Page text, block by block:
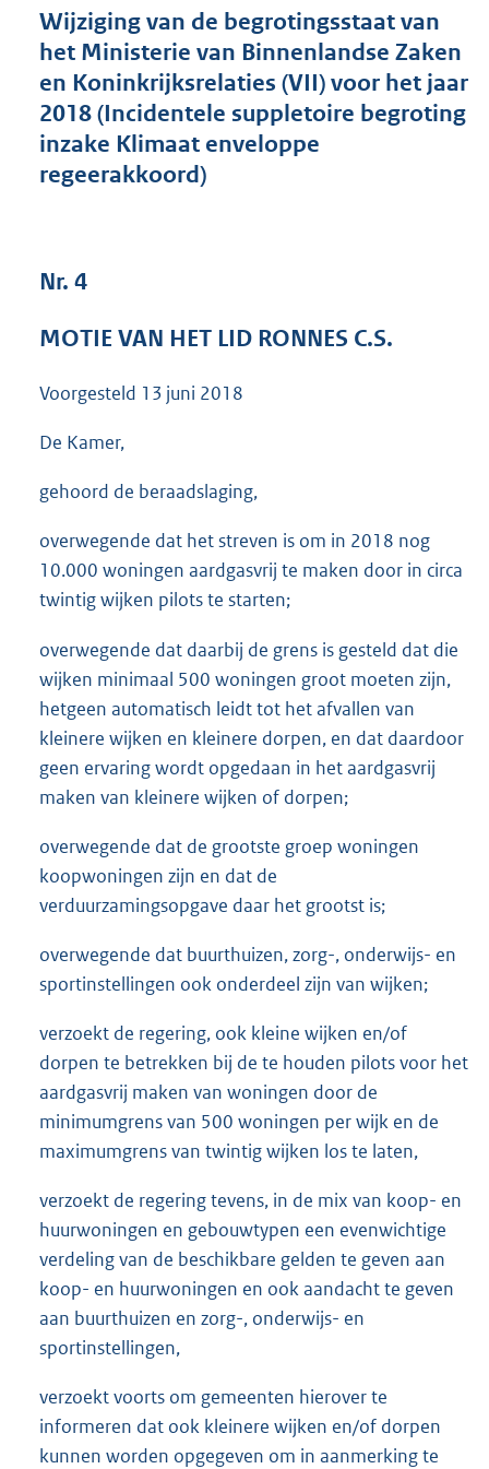
d
s
g
r
o
t
Wijziging van de begrotingsstaat van
het Ministerie van Binnenlandse Zaken
en Koninkrijksrelaties (VII) voor het jaar
2018 (Incidentele suppletoire begroting
inzake Klimaat enveloppe
regeerakkoord)
Nr. 4
MOTIE VAN HET LID RONNES C.S.
Voorgesteld 13 juni 2018
De Kamer,
gehoord de beraadslaging,
overwegende dat het streven is om in 2018 nog
10.000 woningen aardgasvrij te maken door in circa
twintig wijken pilots te starten;
overwegende dat daarbij de grens is gesteld dat die
wijken minimaal 500 woningen groot moeten zijn,
hetgeen automatisch leidt tot het afvallen van
kleinere wijken en kleinere dorpen, en dat daardoor
geen ervaring wordt opgedaan in het aardgasvrij
maken van kleinere wijken of dorpen;
overwegende dat de grootste groep woningen
koopwoningen zijn en dat de
verduurzamingsopgave daar het grootst is;
overwegende dat buurthuizen, zorg-, onderwijs- en
sportinstellingen ook onderdeel zijn van wijken;
verzoekt de regering, ook kleine wijken en/of
dorpen te betrekken bij de te houden pilots voor het
aardgasvrij maken van woningen door de
minimumgrens van 500 woningen per wijk en de
maximumgrens van twintig wijken los te laten,
verzoekt de regering tevens, in de mix van koop- en
huurwoningen en gebouwtypen een evenwichtige
verdeling van de beschikbare gelden te geven aan
koop- en huurwoningen en ook aandacht te geven
aan buurthuizen en zorg-, onderwijs- en
sportinstellingen,
verzoekt voorts om gemeenten hierover te
informeren dat ook kleinere wijken en/of dorpen
kunnen worden opgegeven om in aanmerking te